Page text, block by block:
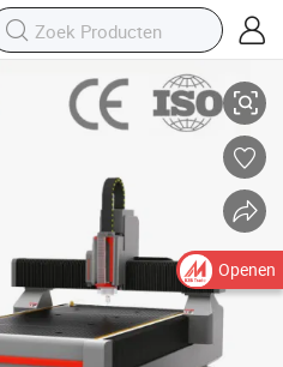
acryl snijden, aluminium en
en graveren van meubels,
Openen